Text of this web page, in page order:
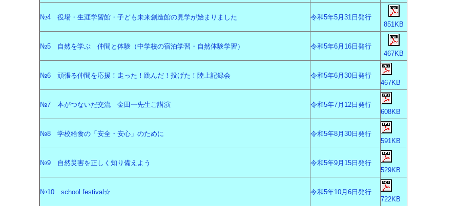
№4 役場・生涯学習館・子ども未来創造館の見学が始まりました 令和5年5月31日発行
851KB
№5 自然を学ぶ 仲間と体験（中学校の宿泊学習・自然体験学習）
令和5年6月16日発行
467KB
№6 頑張る仲間を応援！走った！跳んだ！投げた！陸上記録会
令和5年6月30日発行
467KB
№7 本がつないだ交流 金田一先生ご講演
令和5年7月12日発行
608KB
№8 学校給食の「安全・安心」のために
令和5年8月30日発行
591KB
№9 自然災害を正しく知り備えよう
令和5年9月15日発行
529KB
№10 school festival☆
令和5年10月6日発行
722KB